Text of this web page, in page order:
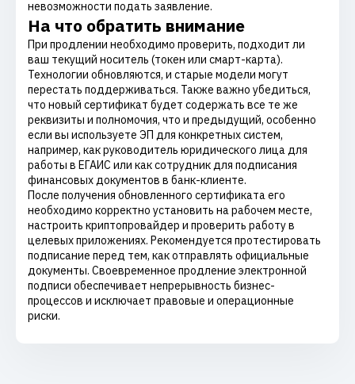
невозможности подать заявление.
На что обратить внимание
При продлении необходимо проверить, подходит ли
ваш текущий носитель (токен или смарт-карта).
Технологии обновляются, и старые модели могут
перестать поддерживаться. Также важно убедиться,
что новый сертификат будет содержать все те же
реквизиты и полномочия, что и предыдущий, особенно
если вы используете ЭП для конкретных систем,
например, как руководитель юридического лица для
работы в ЕГАИС или как сотрудник для подписания
финансовых документов в банк-клиенте.
После получения обновленного сертификата его
необходимо корректно установить на рабочем месте,
настроить криптопровайдер и проверить работу в
целевых приложениях. Рекомендуется протестировать
подписание перед тем, как отправлять официальные
документы. Своевременное продление электронной
подписи обеспечивает непрерывность бизнес-
процессов и исключает правовые и операционные
риски.